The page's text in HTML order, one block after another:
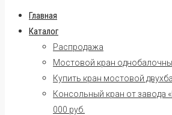
Главная
Каталог
Распродажа
Мостовой кран
Купить кран мостовой
Консольный кран от завода
000 руб.